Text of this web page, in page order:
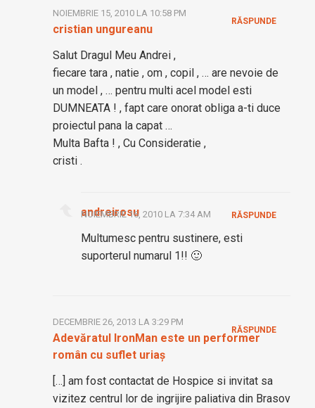
cristian ungureanu
NOIEMBRIE 15, 2010 LA 10:58 PM
Salut Dragul Meu Andrei ,
fiecare tara , natie , om , copil , … are nevoie de
un model , … pentru multi acel model esti
DUMNEATA ! , fapt care onorat obliga a-ti duce
proiectul pana la capat …
Multa Bafta ! , Cu Consideratie ,
cristi .
RĂSPUNDE
andreirosu
NOIEMBRIE 16, 2010 LA 7:34 AM
Multumesc pentru sustinere, esti
suporterul numarul 1!! 🙂
RĂSPUNDE
Adevăratul IronMan este un performer
român cu suflet uriaș
DECEMBRIE 26, 2013 LA 3:29 PM
[…] am fost contactat de Hospice si invitat sa
vizitez centrul lor de ingrijire paliativa din Brasov
RĂSPUNDE